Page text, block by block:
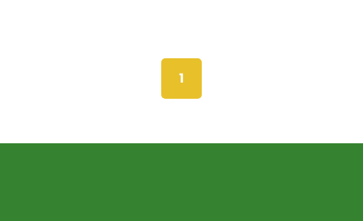
1